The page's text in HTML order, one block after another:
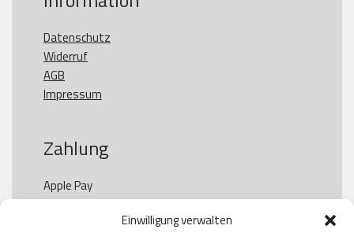
Einwilligung verwalten
Datenschutz
Widerruf
AGB
Impressum
Zahlung
Apple Pay
Paypal